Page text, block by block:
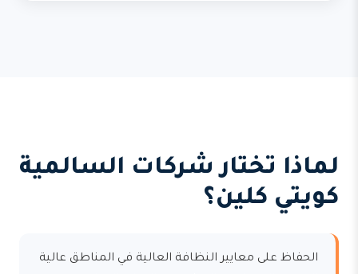
لماذا تختار شركات السالمية
كويتي كلين؟
الحفاظ على معايير النظافة العالية في المناطق عالية